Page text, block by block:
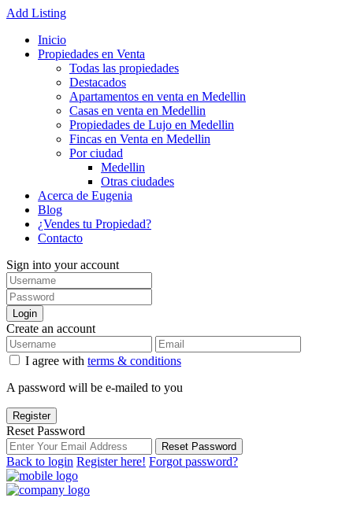
Add Listing
Inicio
Propiedades en Venta
Todas las propiedades
Destacados
Apartamentos en venta en Medellin
Casas en venta en Medellin
Propiedades de Lujo en Medellin
Fincas en Venta en Medellin
Por ciudad
Medellin
Otras ciudades
Acerca de Eugenia
Blog
¿Vendes tu Propiedad?
Contacto
Sign into your account
Login
Create an account
I agree with terms & conditions
A password will be e-mailed to you
Register
Reset Password
Reset Password
Back to login Register here! Forgot password?